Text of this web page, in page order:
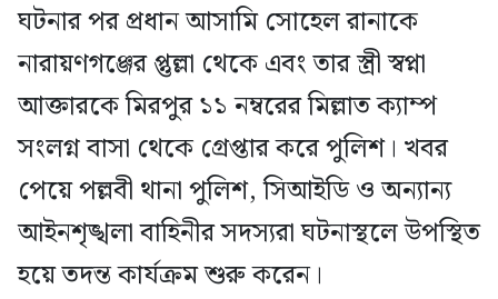
ঘটনার পর প্রধান আসামি সোহেল রানাকে
নারায়ণগঞ্জের প্তুল্লা থেকে এবং তার স্ত্রী স্বপ্না
আক্তারকে মিরপুর ১১ নম্বরের মিল্লাত ক্যাম্প
সংলগ্ন বাসা থেকে গ্রেপ্তার করে পুলিশ। খবর
পেয়ে পল্লবী থানা পুলিশ, সিআইডি ও অন্যান্য
আইনশৃঙ্খলা বাহিনীর সদস্যরা ঘটনাস্থলে উপস্থিত
হয়ে তদন্ত কার্যক্রম শুরু করেন।